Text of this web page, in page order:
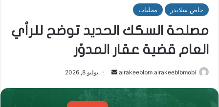
خاص سلايدر محليات
مصلحة السكك الحديد توضح للرأي
العام قضية عقار المدوّر
alrakeeblbm alrakeeblbmobi
أرسل
إلكترونيا
يوليو 8, 2026